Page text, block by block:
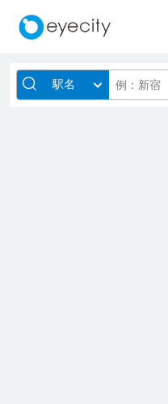
駅名